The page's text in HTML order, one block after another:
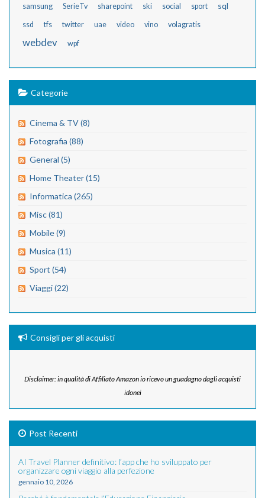
samsung SerieTv sharepoint ski social sport sql
ssd tfs twitter uae video vino volagratis
webdev wpf
Categorie
Cinema & TV (8)
Fotografia (88)
General (5)
Home Theater (15)
Informatica (265)
Misc (81)
Mobile (9)
Musica (11)
Sport (54)
Viaggi (22)
Consigli per gli acquisti
Disclaimer: in qualità di Affiliato Amazon io ricevo un guadagno dagli acquisti
idonei
Post Recenti
AI Travel Planner definitivo: l’app che ho sviluppato per
organizzare ogni viaggio alla perfezione
gennaio 10, 2026